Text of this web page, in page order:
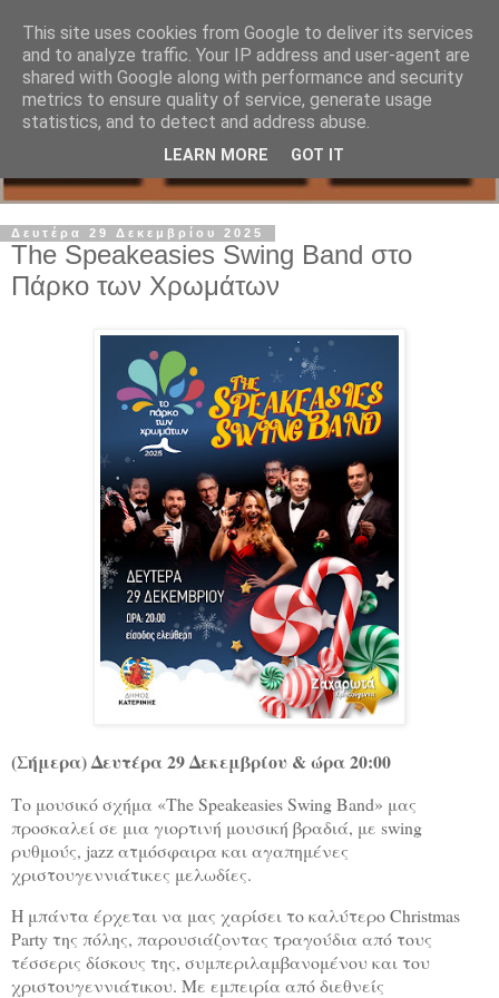
Δευτέρα 29 Δεκεμβρίου 2025
The Speakeasies Swing Band στο
Πάρκο των Χρωμάτων
(Σήμερα) Δευτέρα 29 Δεκεμβρίου & ώρα 20:00
Το μουσικό σχήμα «The Speakeasies Swing Band» μας
προσκαλεί σε μια γιορτινή μουσική βραδιά, με swing
ρυθμούς, jazz ατμόσφαιρα και αγαπημένες
χριστουγεννιάτικες μελωδίες.
Η μπάντα έρχεται να μας χαρίσει το καλύτερο Christmas
Party της πόλης, παρουσιάζοντας τραγούδια από τους
τέσσερις δίσκους της, συμπεριλαμβανομένου και του
χριστουγεννιάτικου. Με εμπειρία από διεθνείς
This site uses cookies from Google to deliver its services
and to analyze traffic. Your IP address and user-agent are
shared with Google along with performance and security
metrics to ensure quality of service, generate usage
statistics, and to detect and address abuse.
LEARN MORE GOT IT